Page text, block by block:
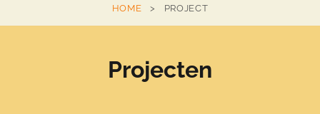
HOME > PROJECT
Projecten